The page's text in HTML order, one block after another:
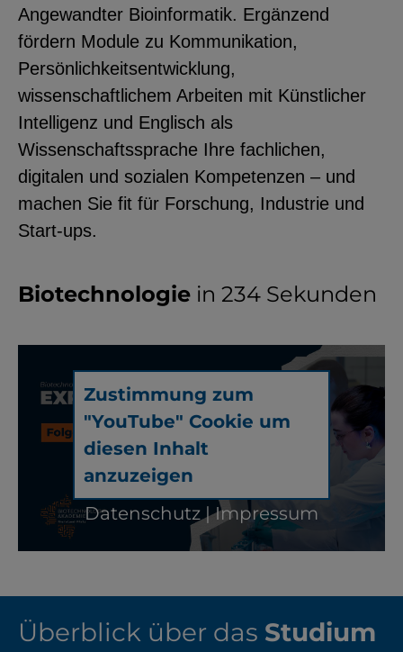
Angewandter Bioinformatik. Ergänzend
fördern Module zu Kommunikation,
Persönlichkeitsentwicklung,
wissenschaftlichem Arbeiten mit Künstlicher
Intelligenz und Englisch als
Wissenschaftssprache Ihre fachlichen,
digitalen und sozialen Kompetenzen – und
machen Sie fit für Forschung, Industrie und
Start-ups.
Biotechnologie in 234 Sekunden
Zustimmung zum
"YouTube" Cookie um
diesen Inhalt
anzuzeigen
Datenschutz |Impressum
Überblick über das Studium